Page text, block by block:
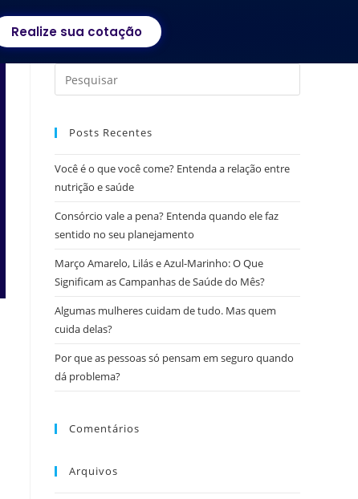
Realize sua cotação
Posts Recentes
Você é o que você come? Entenda a relação entre
nutrição e saúde
Consórcio vale a pena? Entenda quando ele faz
sentido no seu planejamento
Março Amarelo, Lilás e Azul-Marinho: O Que
Significam as Campanhas de Saúde do Mês?
Algumas mulheres cuidam de tudo. Mas quem
cuida delas?
Por que as pessoas só pensam em seguro quando
dá problema?
Comentários
Arquivos